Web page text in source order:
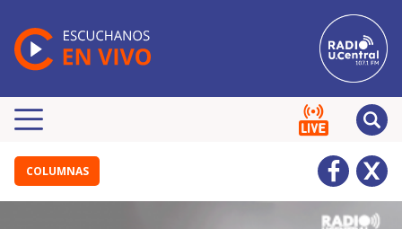
COLUMNAS